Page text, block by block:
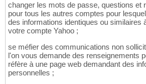
changer les mots de passe, questions et
pour tous les autres comptes pour
des informations identiques ou similaires
votre compte Yahoo ;
se méfier des communications non
l'on vous demande des renseignements
réfère à une page web demandant des
personnelles ;